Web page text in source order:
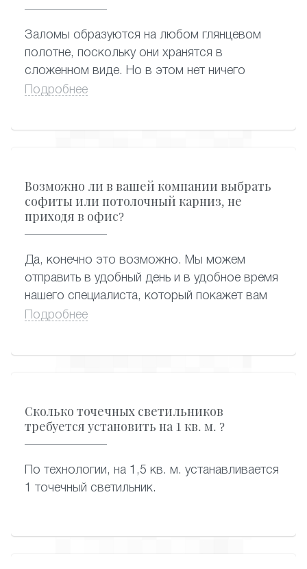
практически полностью потерять запах, пока
находятся на складе.
Заломы образуются на любом глянцевом
полотне, поскольку они хранятся в
сложенном виде. Но в этом нет ничего
страшного, поскольку заломы заметны
абсолютно гладким.
Подробнее
Возможно ли в вашей компании выбрать
софиты или потолочный карниз, не
приходя в офис?
Да, конечно это возможно. Мы можем
отправить в удобный день и в удобное время
нашего специалиста, который покажет вам
образцы карниза и по каталогу выберут
Подробнее
Сколько точечных светильников
требуется установить на 1 кв. м. ?
По технологии, на 1,5 кв. м. устанавливается
1 точечный светильник.